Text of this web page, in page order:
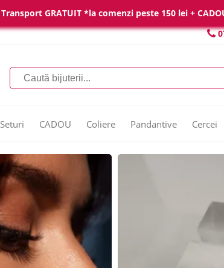
Transport GRATUIT *la comenzi peste 150 lei +
Seturi CADOU Coliere Pandantive Cercei